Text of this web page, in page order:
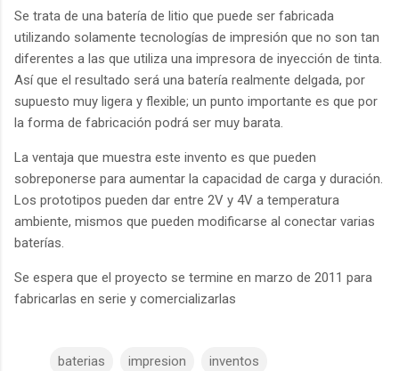
Se trata de una batería de litio que puede ser fabricada
utilizando solamente tecnologías de impresión que no son tan
diferentes a las que utiliza una impresora de inyección de tinta.
Así que el resultado será una batería realmente delgada, por
supuesto muy ligera y flexible; un punto importante es que por
la forma de fabricación podrá ser muy barata.
La ventaja que muestra este invento es que pueden
sobreponerse para aumentar la capacidad de carga y duración.
Los prototipos pueden dar entre 2V y 4V a temperatura
ambiente, mismos que pueden modificarse al conectar varias
baterías.
Se espera que el proyecto se termine en marzo de 2011 para
fabricarlas en serie y comercializarlas
baterias impresion inventos